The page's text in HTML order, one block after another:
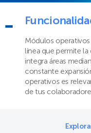
Módulos
línea que permite
integra áreas
constante
operativos es
de tus